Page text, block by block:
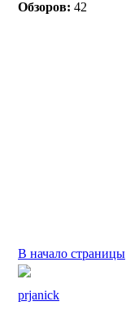
Обзоров: 42
В начало страницы
prjanick